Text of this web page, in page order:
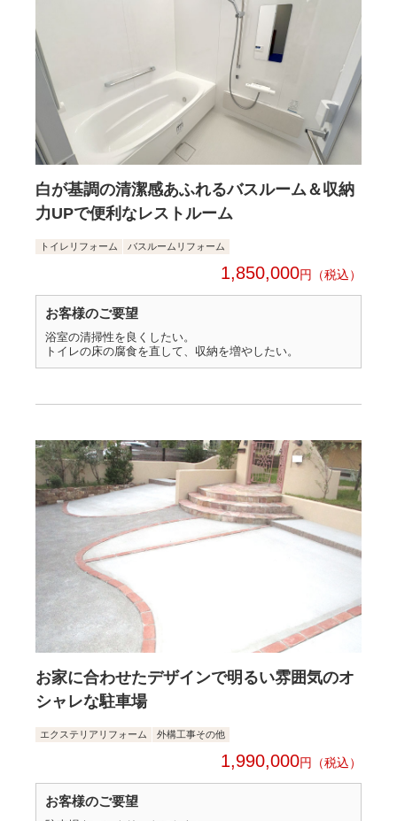
白が基調の清潔感あふれるバスルーム＆収納
力UPで便利なレストルーム
トイレリフォーム バスルームリフォーム
1,850,000円
お客様のご要望
浴室の清掃性を良くしたい。
トイレの床の腐食を直して、収納を増やしたい。
お家に合わせたデザインで明るい雰囲気のオ
シャレな駐車場
エクステリアリフォーム 外構工事その他
1,990,000円
お客様のご要望